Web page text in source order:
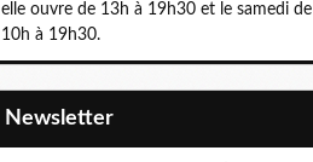
elle ouvre de 13h à 19h30 et le samedi de
10h à 19h30.
Newsletter